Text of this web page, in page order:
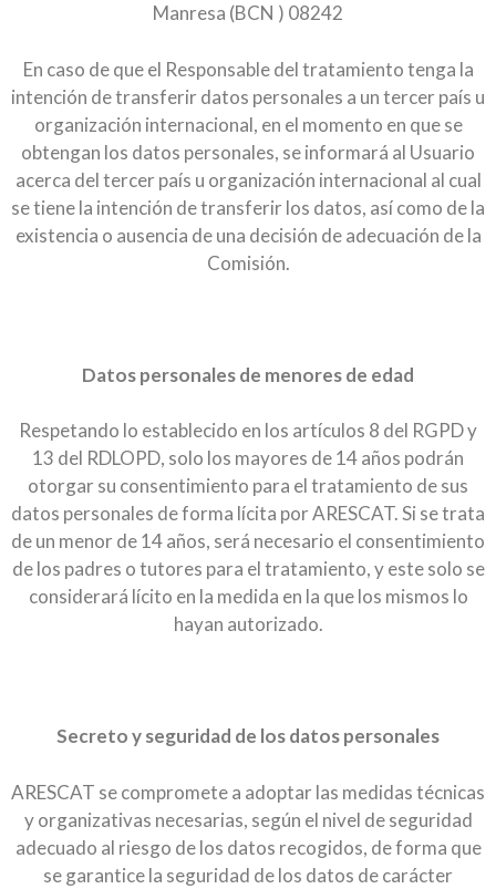
Manresa (BCN ) 08242
En caso de que el Responsable del tratamiento tenga la
intención de transferir datos personales a un tercer país u
organización internacional, en el momento en que se
obtengan los datos personales, se informará al Usuario
acerca del tercer país u organización internacional al cual
se tiene la intención de transferir los datos, así como de la
existencia o ausencia de una decisión de adecuación de la
Comisión.
Datos personales de menores de edad
Respetando lo establecido en los artículos 8 del RGPD y
13 del RDLOPD, solo los mayores de 14 años podrán
otorgar su consentimiento para el tratamiento de sus
datos personales de forma lícita por ARESCAT. Si se trata
de un menor de 14 años, será necesario el consentimiento
de los padres o tutores para el tratamiento, y este solo se
considerará lícito en la medida en la que los mismos lo
hayan autorizado.
Secreto y seguridad de los datos personales
ARESCAT se compromete a adoptar las medidas técnicas
y organizativas necesarias, según el nivel de seguridad
adecuado al riesgo de los datos recogidos, de forma que
se garantice la seguridad de los datos de carácter